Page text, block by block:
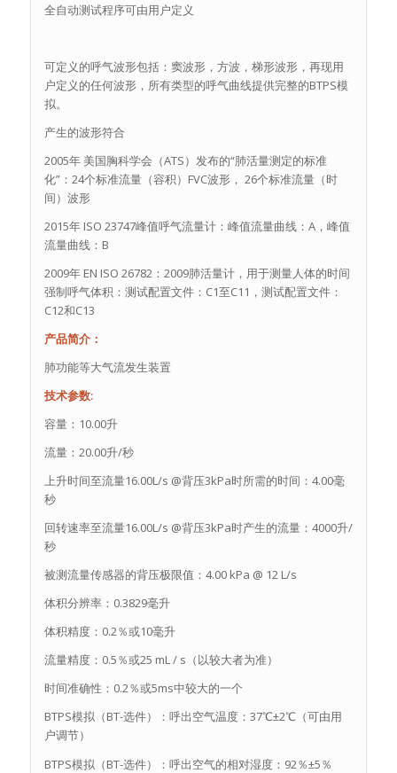
全自动测试程序可由用户定义
可定义的呼气波形包括：窦波形，方波，梯形波形，再现用
户定义的任何波形，所有类型的呼气曲线提供完整的BTPS模
拟。
产生的波形符合
2005年 美国胸科学会（ATS）发布的“肺活量测定的标准
化”：24个标准流量（容积）FVC波形， 26个标准流量（时
间）波形
2015年 ISO 23747峰值呼气流量计：峰值流量曲线：A，峰值
流量曲线：B
2009年 EN ISO 26782：2009肺活量计，用于测量人体的时间
强制呼气体积：测试配置文件：C1至C11，测试配置文件：
C12和C13
产品简介：
肺功能等大气流发生装置
技术参数:
容量：10.00升
流量：20.00升/秒
上升时间至流量16.00L/s @背压3kPa时所需的时间：4.00毫
秒
回转速率至流量16.00L/s @背压3kPa时产生的流量：4000升/
秒
被测流量传感器的背压极限值：4.00 kPa @ 12 L/s
体积分辨率：0.3829毫升
体积精度：0.2％或10毫升
流量精度：0.5％或25 mL / s（以较大者为准）
时间准确性：0.2％或5ms中较大的一个
BTPS模拟（BT-选件）：呼出空气温度：37℃±2℃（可由用
户调节）
BTPS模拟（BT-选件）：呼出空气的相对湿度：92％±5％